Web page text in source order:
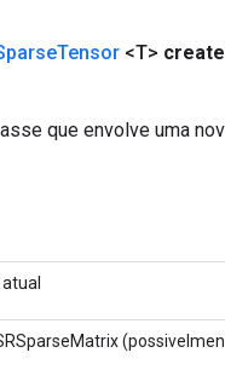
Tensor <T> create
que envolve uma